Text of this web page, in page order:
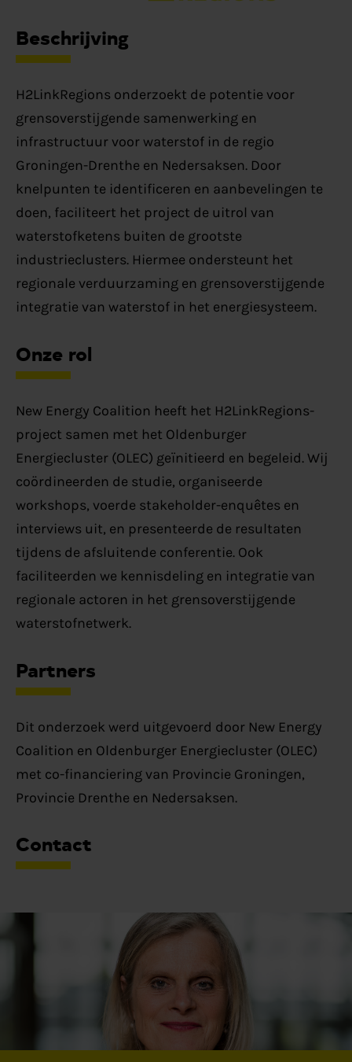
Beschrijving
H2LinkRegions onderzoekt de potentie voor
grensoverstijgende samenwerking en
infrastructuur voor waterstof in de regio
Groningen-Drenthe en Nedersaksen. Door
knelpunten te identificeren en aanbevelingen te
doen, faciliteert het project de uitrol van
waterstofketens buiten de grootste
industrieclusters. Hiermee ondersteunt het
regionale verduurzaming en grensoverstijgende
integratie van waterstof in het energiesysteem.
Onze rol
New Energy Coalition heeft het H2LinkRegions-
project samen met het Oldenburger
Energiecluster (OLEC) geïnitieerd en begeleid. Wij
coördineerden de studie, organiseerde
workshops, voerde stakeholder-enquêtes en
interviews uit, en presenteerde de resultaten
tijdens de afsluitende conferentie. Ook
faciliteerden we kennisdeling en integratie van
regionale actoren in het grensoverstijgende
waterstofnetwerk.
Partners
Dit onderzoek werd uitgevoerd door New Energy
Coalition en Oldenburger Energiecluster (OLEC)
met co-financiering van Provincie Groningen,
Provincie Drenthe en Nedersaksen.
Contact